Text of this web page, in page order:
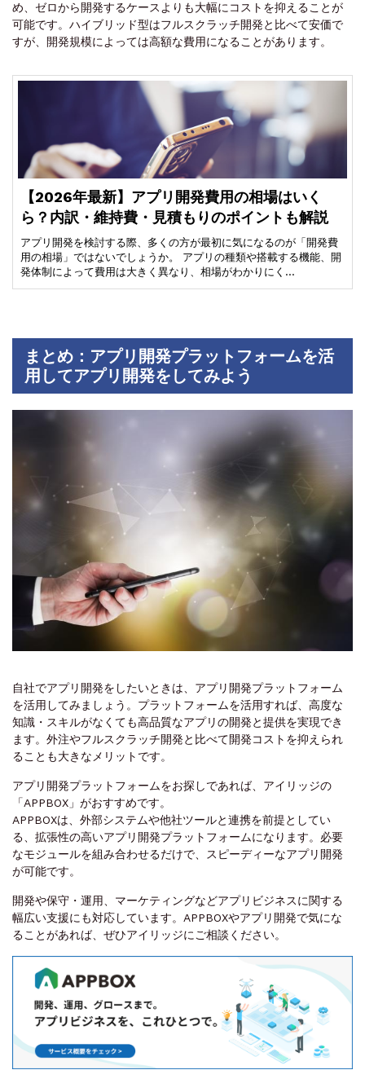
め、ゼロから開発するケースよりも大幅にコストを抑えることが
可能です。ハイブリッド型はフルスクラッチ開発と比べて安価で
すが、開発規模によっては高額な費用になることがあります。
【2026年最新】アプリ開発費用の相場はいく
ら？内訳・維持費・見積もりのポイントも解説
アプリ開発を検討する際、多くの方が最初に気になるのが「開発費
用の相場」ではないでしょうか。 アプリの種類や搭載する機能、開
発体制によって費用は大きく異なり、相場がわかりにく…
まとめ：アプリ開発プラットフォームを活
用してアプリ開発をしてみよう
自社でアプリ開発をしたいときは、アプリ開発プラットフォーム
を活用してみましょう。プラットフォームを活用すれば、高度な
知識・スキルがなくても高品質なアプリの開発と提供を実現でき
ます。外注やフルスクラッチ開発と比べて開発コストを抑えられ
ることも大きなメリットです。
アプリ開発プラットフォームをお探しであれば、アイリッジの
「APPBOX」がおすすめです。
APPBOXは、外部システムや他社ツールと連携を前提としてい
る、拡張性の高いアプリ開発プラットフォームになります。必要
なモジュールを組み合わせるだけで、スピーディーなアプリ開発
が可能です。
開発や保守・運用、マーケティングなどアプリビジネスに関する
幅広い支援にも対応しています。APPBOXやアプリ開発で気にな
ることがあれば、ぜひアイリッジにご相談ください。